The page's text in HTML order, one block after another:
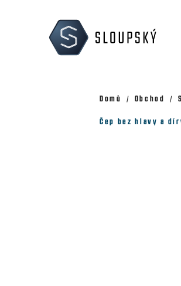
Domů Obchod
Čep bez hlavy a
Zpět
Zpět